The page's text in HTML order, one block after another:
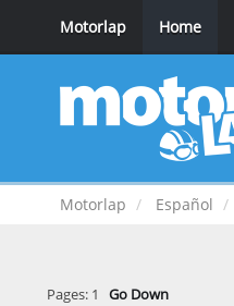
Motorlap Home
Motorlap Español
Pages: 1 Go Down